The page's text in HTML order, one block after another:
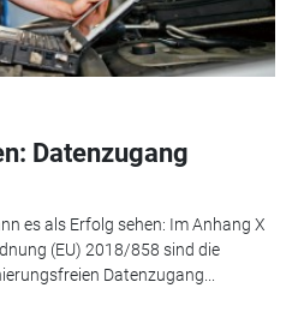
Datenzugang
es als Erfolg sehen: Im Anhang X
(EU) 2018/858 sind die
Datenzugang...